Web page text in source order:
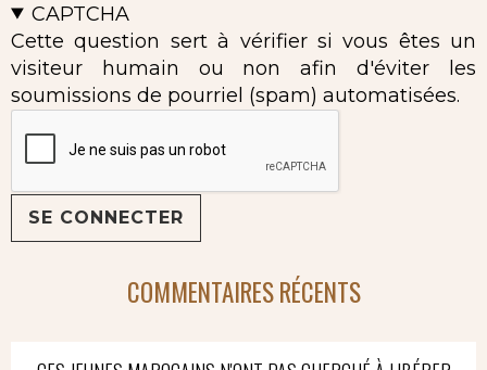
CAPTCHA
Cette question sert à vérifier si vous êtes un
visiteur humain ou non afin d'éviter les
soumissions de pourriel (spam) automatisées.
COMMENTAIRES RÉCENTS